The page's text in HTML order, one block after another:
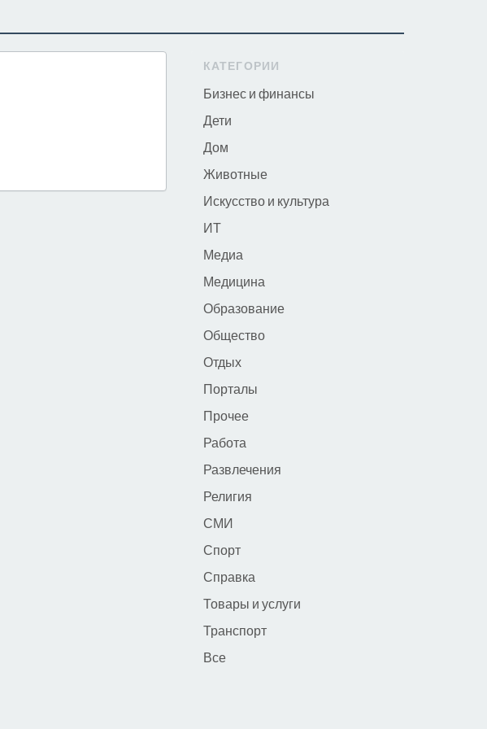
КАТЕГОРИИ
Бизнес и финансы
Дети
Дом
Животные
Искусство и культура
ИТ
Медиа
Медицина
Образование
Общество
Отдых
Порталы
Прочее
Работа
Развлечения
Религия
СМИ
Спорт
Справка
Товары и услуги
Транспорт
Все